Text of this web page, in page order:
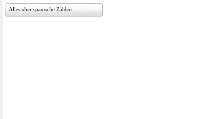
Alles über spanische Zahlen